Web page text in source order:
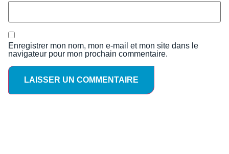
Enregistrer mon nom, mon e-mail et mon site dans le
navigateur pour mon prochain commentaire.